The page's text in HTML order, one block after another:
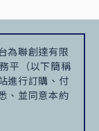
為聯創達有限
平（以下簡稱
進行訂購、付
、並同意本約